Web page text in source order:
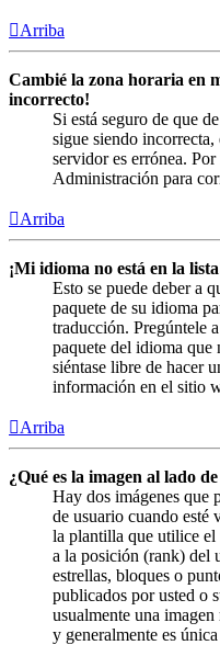
Arriba
Cambié la zona horaria en
incorrecto!
Si está seguro de que
sigue siendo incorrecta,
servidor es errónea.
Administración para
Arriba
¡Mi idioma no está en la
Esto se puede deber a
paquete de su idioma
traducción. Pregúntele
paquete del idioma que
siéntase libre de hacer
información en el sitio
Arriba
¿Qué es la imagen al lado
Hay dos imágenes que
de usuario cuando esté
la plantilla que utilice el
a la posición (rank) del
estrellas, bloques o
publicados por usted o
usualmente una
y generalmente es